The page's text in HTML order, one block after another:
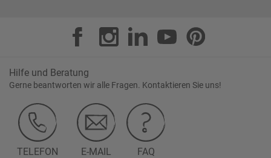
Hilfe und Beratung
Gerne beantworten wir alle Fragen. Kontaktieren Sie uns!
TELEFON
E-MAIL FAQ